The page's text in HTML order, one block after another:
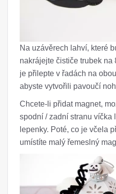
Na uzávěrech lahví, které
nakrájejte čističe trubek na
je přilepte v řadách na
abyste vytvořili pavoučí
Chcete-li přidat magnet,
spodní / zadní stranu víčka
lepenky. Poté, co je včela
umístíte malý řemeslný